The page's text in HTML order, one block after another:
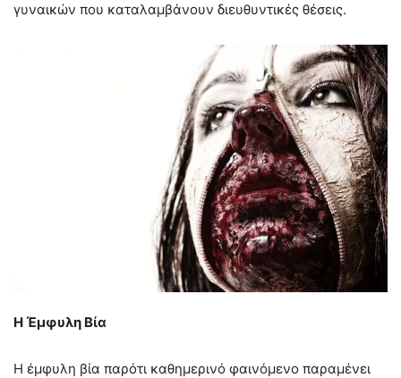
γυναικών που καταλαμβάνουν διευθυντικές θέσεις.
Η Έμφυλη Βία
Η έμφυλη βία παρότι καθημερινό φαινόμενο παραμένει